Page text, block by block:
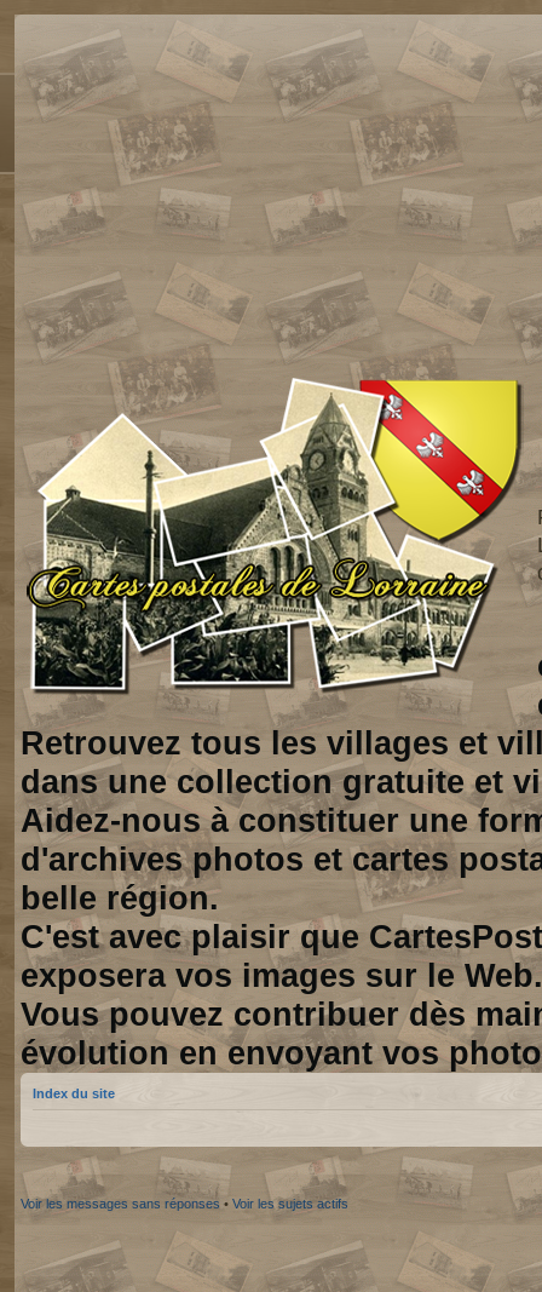
Retrouvez tous les villages et
dans une collection gratuite et
Aidez-nous à constituer une
d'archives photos et cartes
belle région.
C'est avec plaisir que
exposera vos images sur le Web.
Vous pouvez contribuer dès
évolution en envoyant vos
Index du site
Voir les messages sans réponses • Voir les sujets actifs